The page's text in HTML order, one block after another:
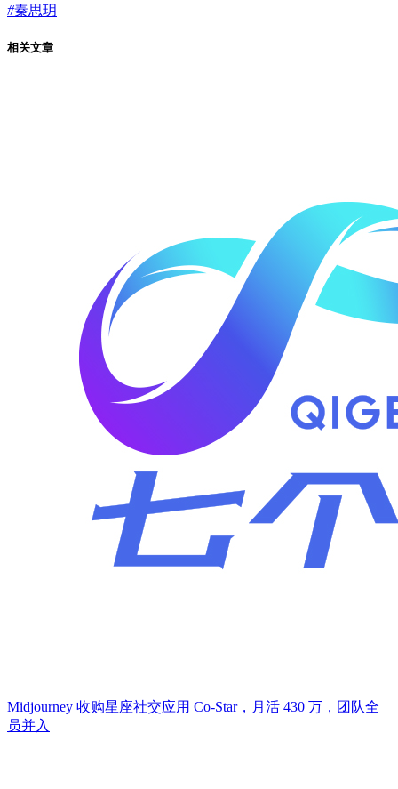
#秦思玥
相关文章
Midjourney 收购星座社交应用 Co-Star，月活 430 万，团队全
员并入